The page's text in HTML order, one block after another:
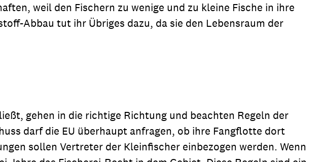
weil den Fischern zu wenige und zu kleine Fische in ihre
Abbau tut ihr Übriges dazu, da sie den Lebensraum der
gehen in die richtige Richtung und beachten Regeln der
darf die EU überhaupt anfragen, ob ihre Fangflotte dort
sollen Vertreter der Kleinfischer einbezogen werden. Wenn